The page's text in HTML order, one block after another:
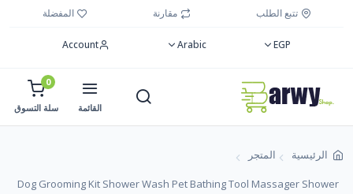
تتبع الطلب مقارنة المفضلة
EGP
Arabic
Account
القائمة
0
سلة التسوق
الرئيسية المتجر
Dog Grooming Kit Shower Wash Pet Bathing Tool Massager Shower